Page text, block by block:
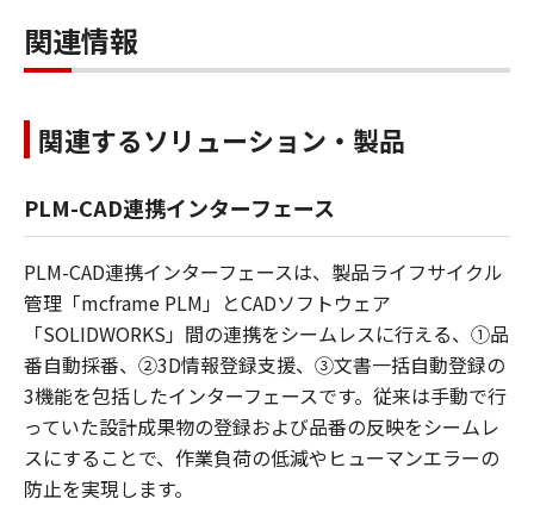
関連情報
関連するソリューション・製品
PLM-CAD連携インターフェース
PLM-CAD連携インターフェースは、製品ライフサイクル
管理「mcframe PLM」とCADソフトウェア
「SOLIDWORKS」間の連携をシームレスに行える、①品
番自動採番、②3D情報登録支援、③文書一括自動登録の
3機能を包括したインターフェースです。従来は手動で行
っていた設計成果物の登録および品番の反映をシームレ
スにすることで、作業負荷の低減やヒューマンエラーの
防止を実現します。